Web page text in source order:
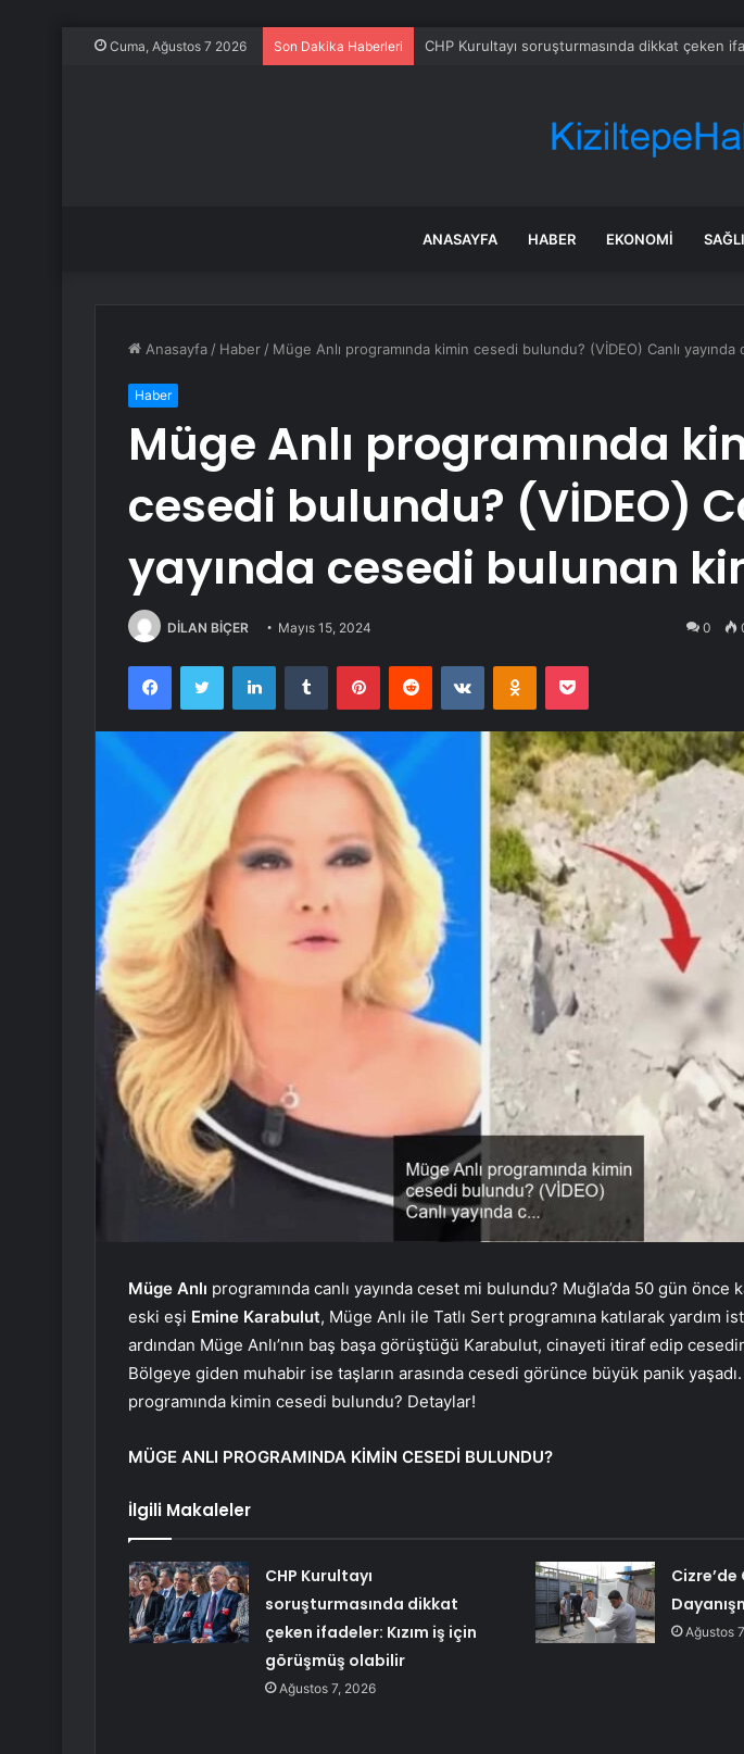
Cuma, Ağustos 7 2026 Son Dakika Haberleri CHP Kurultayı soruşturmasında dikkat çeken
ANASAYFA HABER EKONOMI
Anasayfa / Haber / Müge Anlı programında kimin cesedi bulundu? (VİDEO) Canlı
Haber
Müge Anlı programında
cesedi bulundu? (VİDEO)
yayında cesedi bulunan
DİLAN BİÇER Mayıs 15, 2024 0
FacebookTwitter LinkedInTumblr PinterestReddit VKontakteOdnoklassniki
Pocket
Müge Anlı programında canlı yayında ceset mi bulundu? Muğla’da 50 gün önce
eski eşi Emine Karabulut, Müge Anlı ile Tatlı Sert programına katılarak yardım
ardından Müge Anlı’nın baş başa görüştüğü Karabulut, cinayeti itiraf edip
Bölgeye giden muhabir ise taşların arasında cesedi görünce büyük panik
programında kimin cesedi bulundu? Detaylar!
MÜGE ANLI PROGRAMINDA KİMİN CESEDİ BULUNDU?
İlgili Makaleler
CHP Kurultayı
soruşturmasında dikkat
çeken ifadeler: Kızım iş için
görüşmüş olabilir
Ağustos 7, 2026
Ağustos